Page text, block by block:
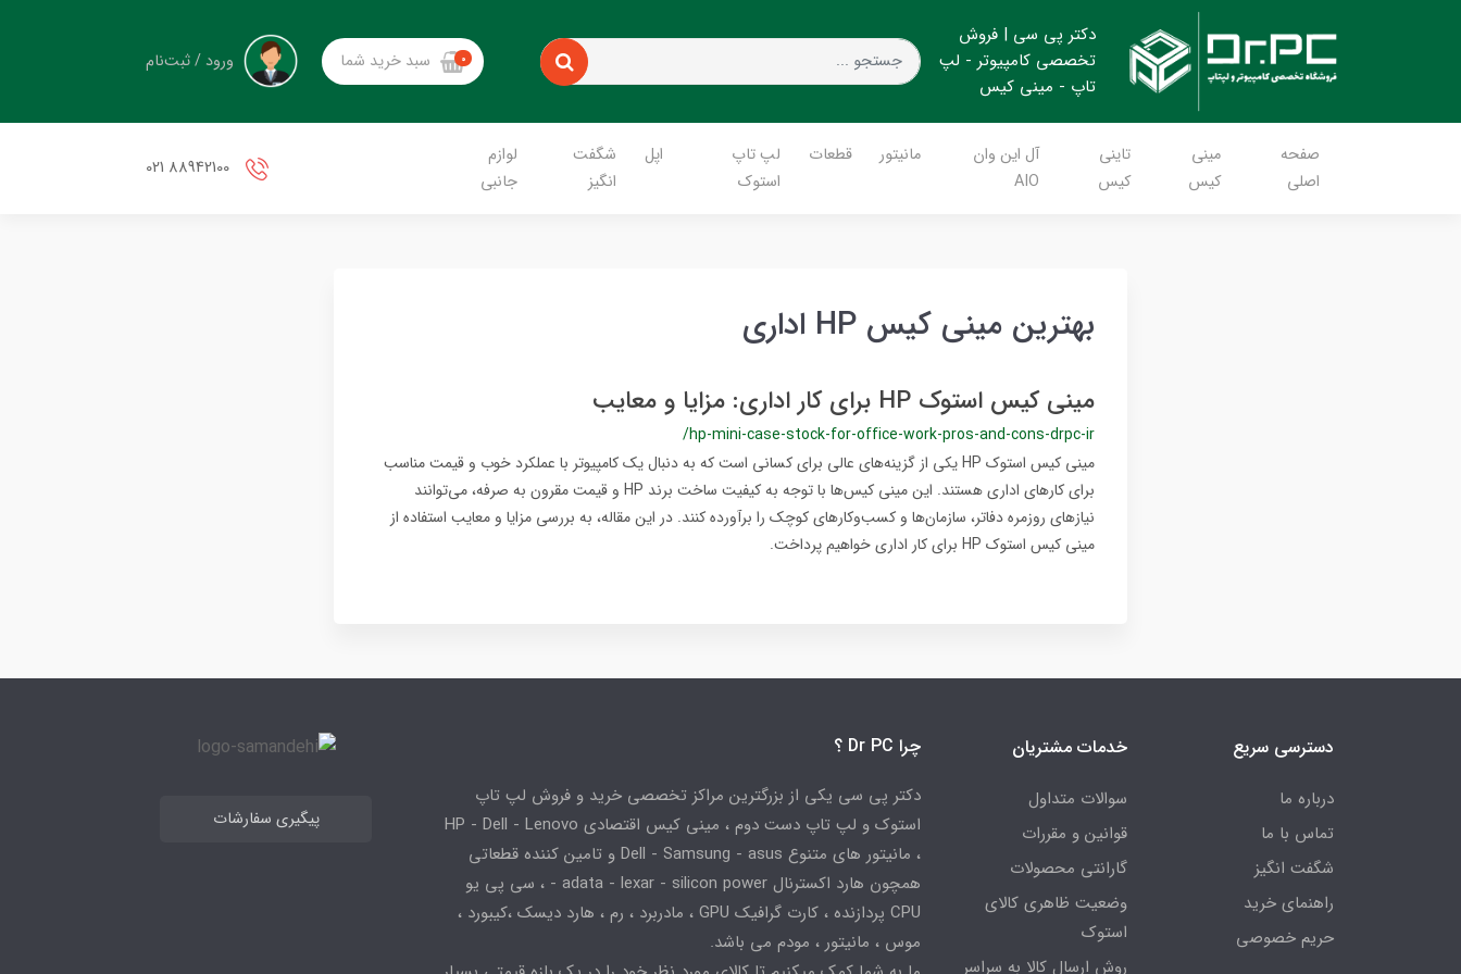
دکتر پی سی | فروش
تخصصی کامپیوتر - لپ
تاپ - مینی کیس
0 سبد خرید شما ورود / ثبت‌نام
صفحه
اصلی
مینی
کیس
تاینی
کیس
آل این وان
AIO
مانیتور قطعات
لپ تاپ
استوک
اپل
شگفت
انگیز
لوازم
جانبی
بهترین مینی کیس HP اداری
مینی کیس استوک HP برای کار اداری: مزایا و معایب
/hp-mini-case-stock-for-office-work-pros-and-cons-drpc-ir
مینی کیس استوک HP یکی از گزینه‌های عالی برای کسانی است که به دنبال یک کامپیوتر با عملکرد خوب و قیمت مناسب
برای کارهای اداری هستند. این مینی کیس‌ها با توجه به کیفیت ساخت برند HP و قیمت مقرون به صرفه، می‌توانند
نیازهای روزمره دفاتر، سازمان‌ها و کسب‌وکارهای کوچک را برآورده کنند. در این مقاله، به بررسی مزایا و معایب استفاده از
مینی کیس استوک HP برای کار اداری خواهیم پرداخت.
دسترسی سریع
درباره ما
تماس با ما
شگفت انگیز
راهنمای خرید
حریم خصوصی
خدمات مشتریان
سوالات متداول
قوانین و مقررات
گارانتی محصولات
وضعیت ظاهری کالای
استوک
روش ارسال کالا به سراسر
چرا Dr PC ؟
دکتر پی سی یکی از بزرگترین مراکز تخصصی خرید و فروش لپ تاپ
استوک و لپ تاپ دست دوم ، مینی کیس اقتصادی HP - Dell - Lenovo
، مانیتور های متنوع Dell - Samsung - asus و تامین کننده قطعاتی
همچون هارد اکسترنال adata - lexar - silicon power - ، سی پی یو
CPU پردازنده ، کارت گرافیک GPU ، مادربرد ، رم ، هارد دیسک ،کیبورد ،
موس ، مانیتور ، مودم می باشد.
پیگیری سفارشات